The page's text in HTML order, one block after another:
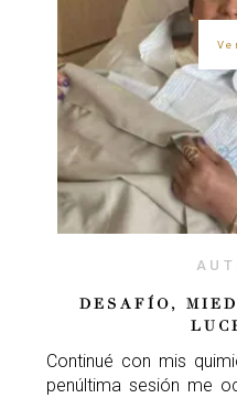
DESAFÍO,
Continué con mis
penúltima sesión me